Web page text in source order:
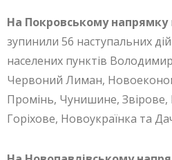
На Покровському напрямку
зупинили 56 наступальних
населених пунктів
Червоний Лиман,
Промінь, Чунишине, Звірове,
Горіхове, Новоукраїнка та